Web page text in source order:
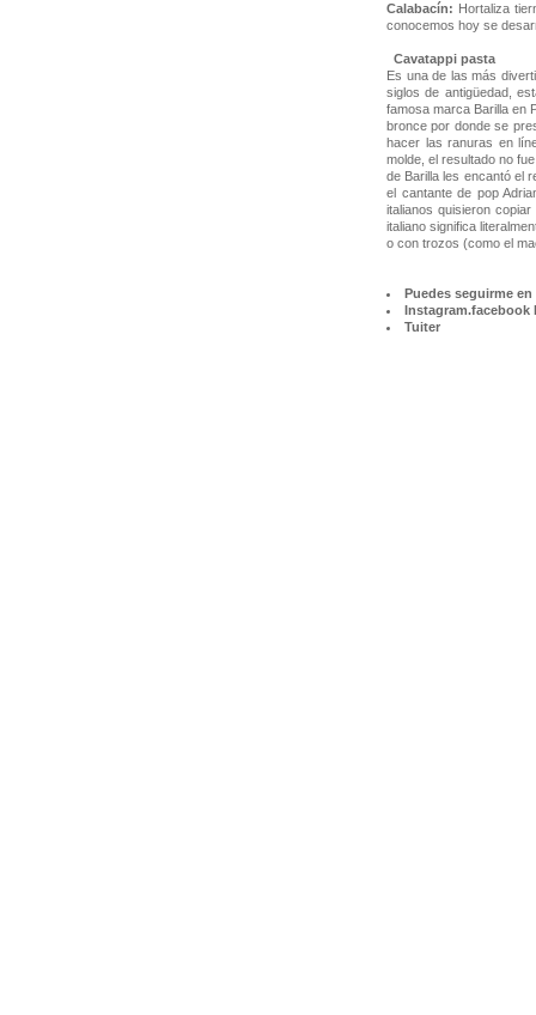
Calabacín: Hortaliza
conocemos hoy se
Cavatappi pasta
Es una de las más
siglos de antigüedad,
famosa marca Barilla en
bronce por donde se
hacer las ranuras en
molde, el resultado no
de Barilla les encantó el
el cantante de pop
italianos quisieron
italiano significa
o con trozos (como el
Puedes seguirme en
Instagram.facebook
Tuiter